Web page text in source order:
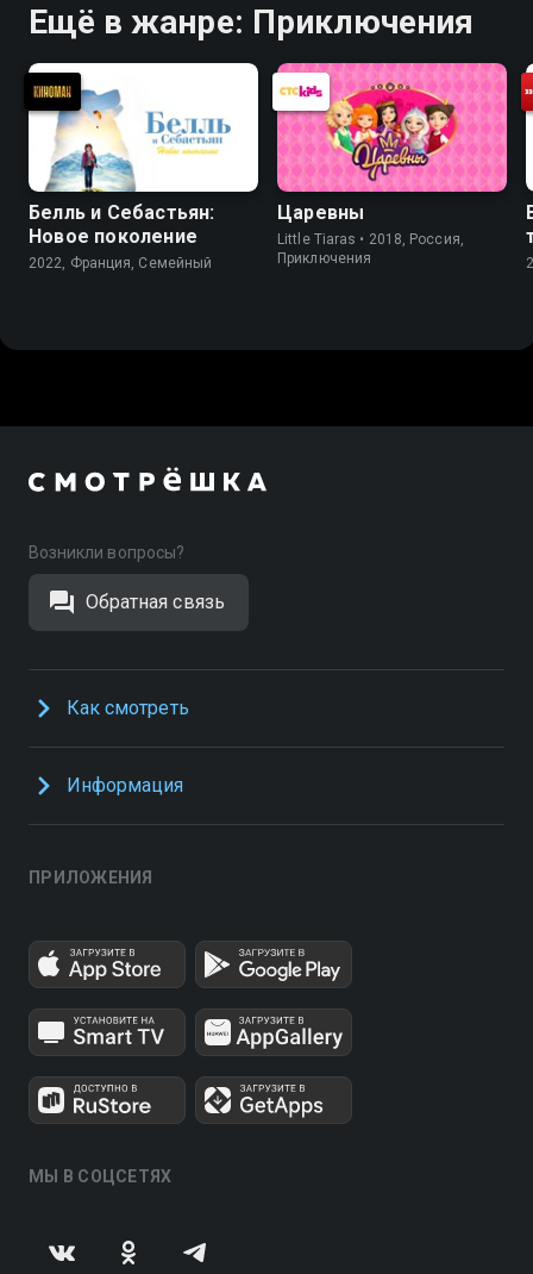
Ещё в жанре: Приключения
Белль и Себастьян:
Новое поколение
2022, Франция, Cемейный
Царевны
Little Tiaras • 2018, Россия,
Приключения
Возникли вопросы?
Обратная связь
Как смотреть
Информация
ПРИЛОЖЕНИЯ
МЫ В СОЦСЕТЯХ